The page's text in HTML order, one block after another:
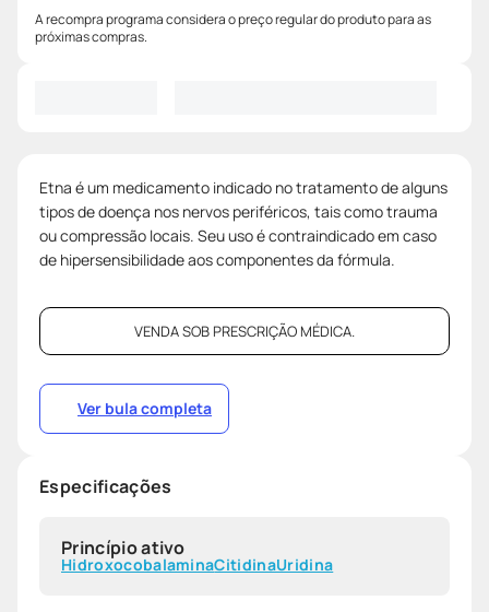
A recompra programa considera o preço regular do produto para as
próximas compras.
Etna é um medicamento indicado no tratamento de alguns
tipos de doença nos nervos periféricos, tais como trauma
ou compressão locais. Seu uso é contraindicado em caso
de hipersensibilidade aos componentes da fórmula.
VENDA SOB PRESCRIÇÃO MÉDICA.
Ver bula completa
Especificações
Princípio ativo
HidroxocobalaminaCitidinaUridina